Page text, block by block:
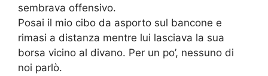
sembrava offensivo.
Posai il mio cibo da asporto sul bancone e
rimasi a distanza mentre lui lasciava la sua
borsa vicino al divano. Per un po’, nessuno di
noi parlò.